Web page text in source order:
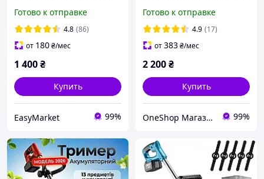
Аккумуляторная садовая
коса с насадками и
диском
Готово к отправке
4.8 (86)
от 180₴/мес
1 400₴
Купить
EasyMarket 99%
АКБ + 27 разных насадок
(ручная электро
газонокосилка)
Готово к отправке
4.9 (17)
от383₴/мес
2 200₴
Купить
OneShop Магазин-Склад 99%